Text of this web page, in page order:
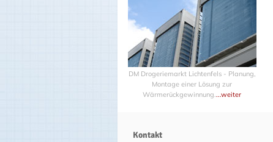
DM Drogeriemarkt Lichtenfels - Planung,
Montage einer Lösung zur
Wärmerückgewinnung....weiter
Kontakt